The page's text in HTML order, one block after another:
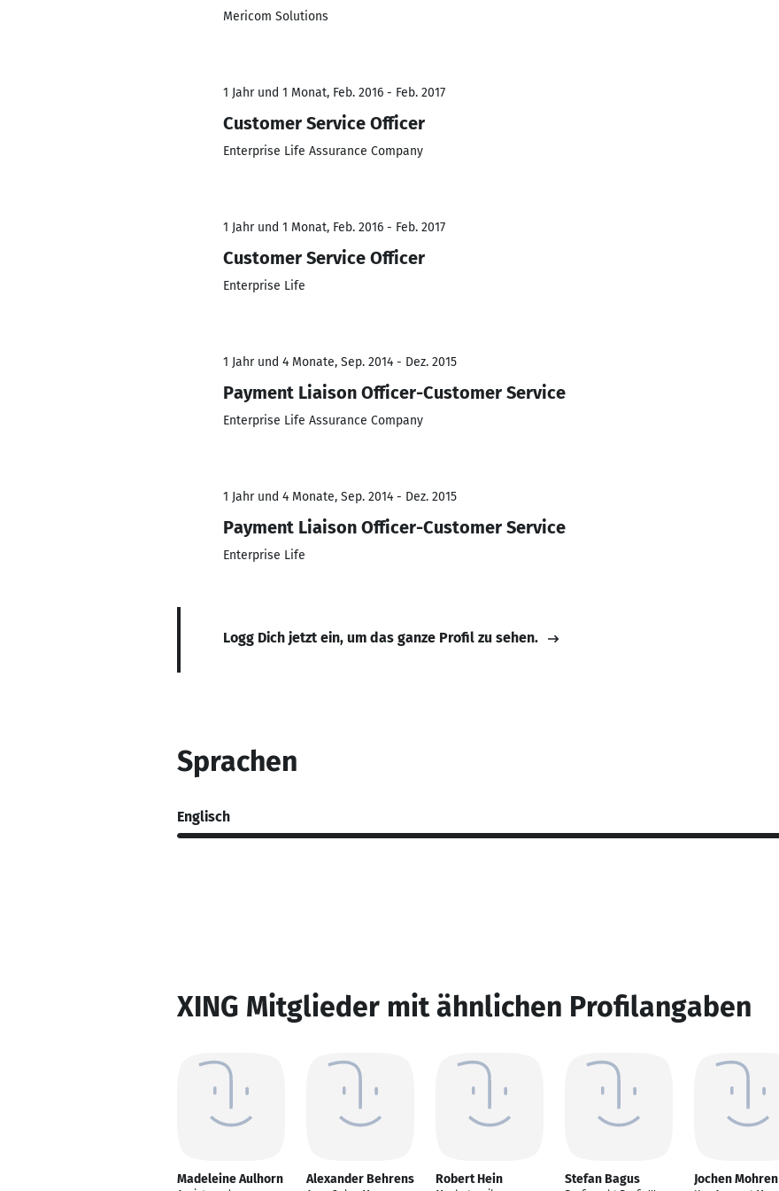
Mericom Solutions
1 Jahr und 1 Monat, Feb. 2016 - Feb. 2017
Customer Service Officer
Enterprise Life Assurance Company
1 Jahr und 1 Monat, Feb. 2016 - Feb. 2017
Customer Service Officer
Enterprise Life
1 Jahr und 4 Monate, Sep. 2014 - Dez. 2015
Payment Liaison Officer-Customer Service
Enterprise Life Assurance Company
1 Jahr und 4 Monate, Sep. 2014 - Dez. 2015
Payment Liaison Officer-Customer Service
Enterprise Life
Logg Dich jetzt ein, um das ganze Profil zu sehen.
Sprachen
Englisch
XING Mitglieder mit ähnlichen Profilangaben
Madeleine Aulhorn Alexander Behrens Robert Hein Stefan Bagus Jochen Mohren